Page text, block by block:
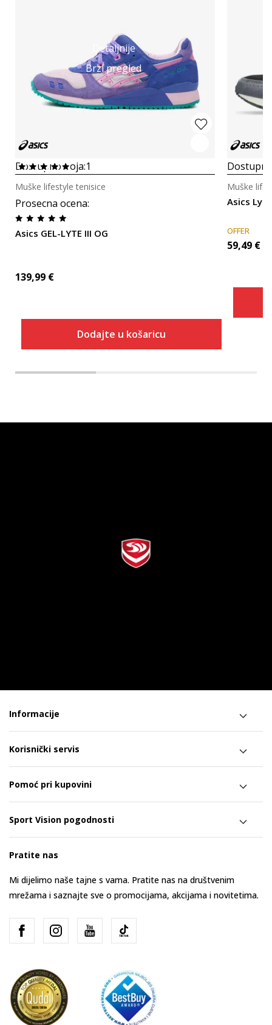
Detaljnije
Brzi pregled
Dostupno boja:1
Prosecna ocena:
Asics GEL-LYTE III OG
Muške lifestyle tenisice
139,99 €
Dodajte u košaricu
Asics
Muške
OFFER
59,49 €
Informacije
Korisnički servis
Pomoć pri kupovini
Sport Vision pogodnosti
Pratite nas
Mi dijelimo naše tajne s vama. Pratite nas na društvenim
mrežama i saznajte sve o promocijama, akcijama i novitetima.